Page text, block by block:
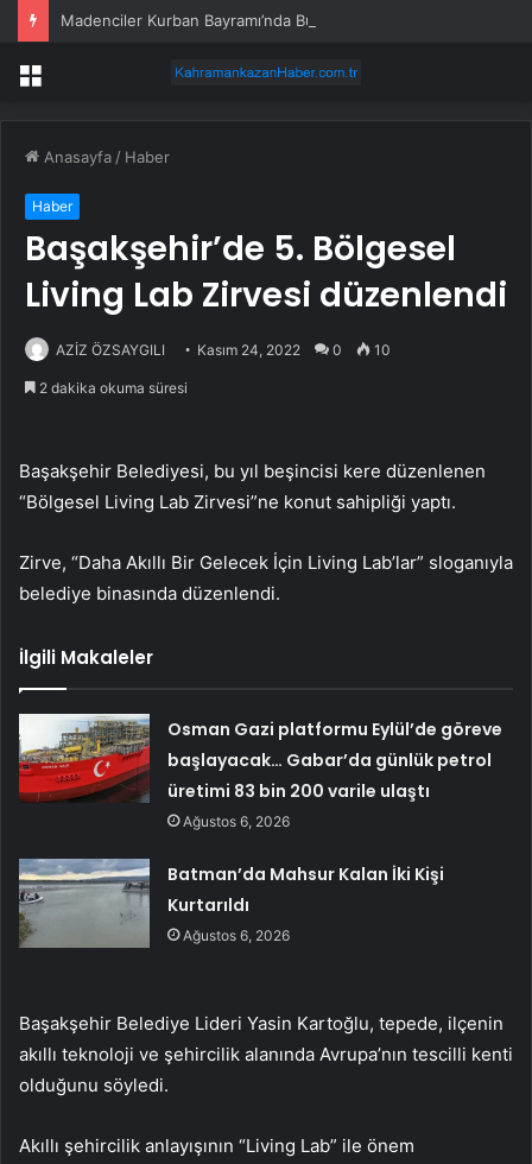
Madenciler Kurban Bayramı’nda Buluştu
Menü
Anasayfa / Haber
Haber
Başakşehir’de 5. Bölgesel
Living Lab Zirvesi düzenlendi
AZİZ ÖZSAYGILI Kasım 24, 2022 0 10
2 dakika okuma süresi
Başakşehir Belediyesi, bu yıl beşincisi kere düzenlenen
“Bölgesel Living Lab Zirvesi”ne konut sahipliği yaptı.
Zirve, “Daha Akıllı Bir Gelecek İçin Living Lab’lar” sloganıyla
belediye binasında düzenlendi.
İlgili Makaleler
Osman Gazi platformu Eylül’de göreve
başlayacak… Gabar’da günlük petrol
üretimi 83 bin 200 varile ulaştı
Ağustos 6, 2026
Batman’da Mahsur Kalan İki Kişi
Kurtarıldı
Ağustos 6, 2026
Başakşehir Belediye Lideri Yasin Kartoğlu, tepede, ilçenin
akıllı teknoloji ve şehircilik alanında Avrupa’nın tescilli kenti
olduğunu söyledi.
Akıllı şehircilik anlayışının “Living Lab” ile önem